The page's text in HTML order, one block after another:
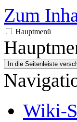
Zum
Hauptmenü
In die Seitenleiste
Wiki-